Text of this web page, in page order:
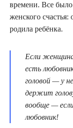
времени. Все
женского
родила ребёнка.
Если
есть
головой — у
держит
вообще —
любовник!